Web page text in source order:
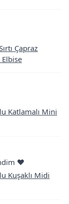
Çapraz
Katlamalı Mini
❤️
Kuşaklı Midi